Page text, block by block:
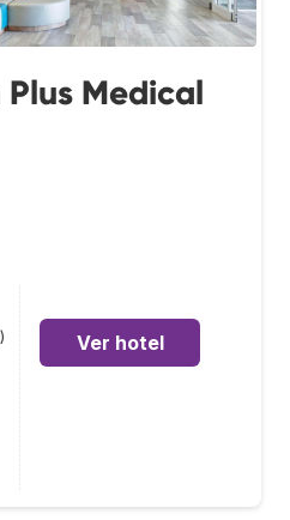
Plus Medical
Ver hotel